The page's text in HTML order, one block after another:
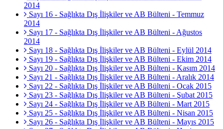
2014
Sayı 16 - Sağlıkta Dış İlişkiler ve AB Bülteni - Temmuz
2014
Sayı 17 - Sağlıkta Dış İlişkiler ve AB Bülteni - Ağustos
2014
Sayı 18 - Sağlıkta Dış İlişkiler ve AB Bülteni - Eylül 2014
Sayı 19 - Sağlıkta Dış İlişkiler ve AB Bülteni - Ekim 2014
Sayı 20 - Sağlıkta Dış İlişkiler ve AB Bülteni - Kasım 2014
Sayı 21 - Sağlıkta Dış İlişkiler ve AB Bülteni - Aralık 2014
Sayı 22 - Sağlıkta Dış İlişkiler ve AB Bülteni - Ocak 2015
Sayı 23 - Sağlıkta Dış İlişkiler ve AB Bülteni - Şubat 2015
Sayı 24 - Sağlıkta Dış İlişkiler ve AB Bülteni - Mart 2015
Sayı 25 - Sağlıkta Dış İlişkiler ve AB Bülteni - Nisan 2015
Sayı 26 - Sağlıkta Dış İlişkiler ve AB Bülteni - Mayıs 2015